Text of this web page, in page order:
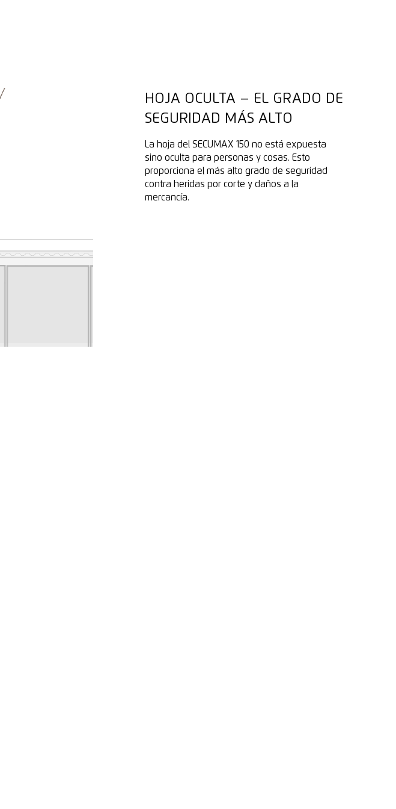
HOJA OCULTA – EL GRADO DE
SEGURIDAD MÁS ALTO
La hoja del SECUMAX 150 no está expuesta
sino oculta para personas y cosas. Esto
proporciona el más alto grado de seguridad
contra heridas por corte y daños a la
mercancía.